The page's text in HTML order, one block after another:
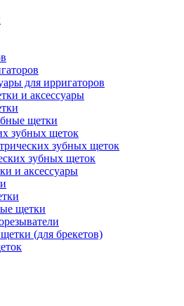
для ирригаторов
и аксессуары
щетки
зубных щеток
зубных щеток
зубных щеток
и аксессуары
щетки
(для брекетов)